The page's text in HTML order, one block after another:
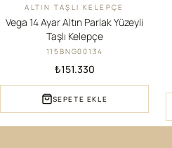
YENI
ALTIN TAŞLI KELEPÇE
Vega 14 Ayar Altın Parlak Yüzeyli
Taşlı Kelepçe
115BNG00134
₺151.330
SEPETE EKLE